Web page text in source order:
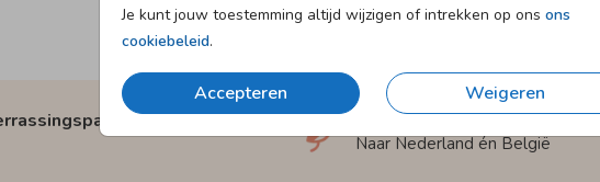
Je kunt jouw toestemming altijd wijzigen of intrekken op ons ons
cookiebeleid.
Accepteren Weigeren
Verzending in 1-2
Naar Nederland én België